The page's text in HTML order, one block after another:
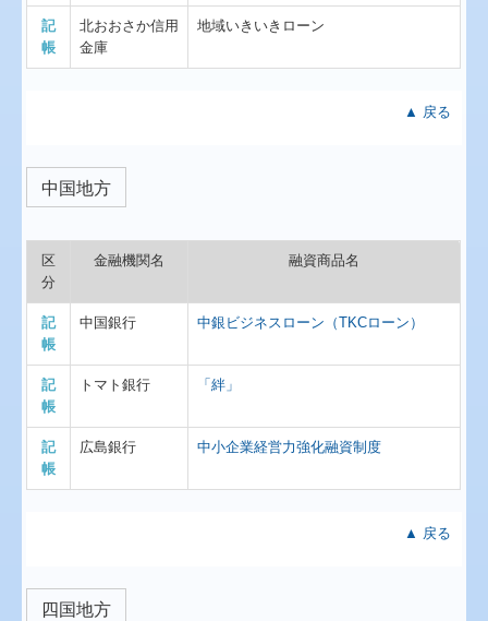
記
帳
北おおさか信用
金庫
地域いきいきローン
▲ 戻る
中国地方
区
分
金融機関名 融資商品名
記
帳
中国銀行 中銀ビジネスローン（TKCローン）
記
帳
トマト銀行 「絆」
記
帳
広島銀行 中小企業経営力強化融資制度
▲ 戻る
四国地方